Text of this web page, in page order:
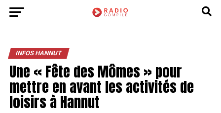
INFOS HANNUT
Une « Fête des Mômes » pour
mettre en avant les activités de
loisirs à Hannut